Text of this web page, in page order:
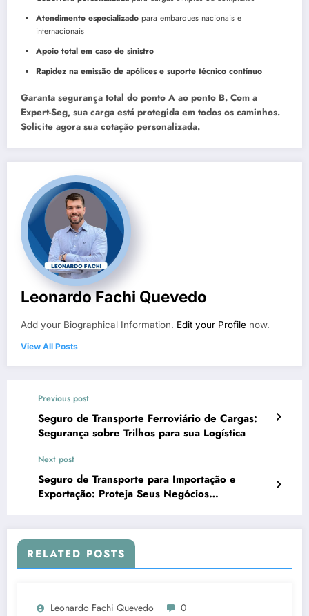
Atendimento especializado para embarques nacionais e
internacionais
Apoio total em caso de sinistro
Rapidez na emissão de apólices e suporte técnico contínuo
Garanta segurança total do ponto A ao ponto B. Com a
Expert-Seg, sua carga está protegida em todos os caminhos.
Solicite agora sua cotação personalizada.
Leonardo Fachi Quevedo
Add your Biographical Information. Edit your Profile now.
View All Posts
Previous post
Seguro de Transporte Ferroviário de Cargas:
Segurança sobre Trilhos para sua Logística
Next post
Seguro de Transporte para Importação e
Exportação: Proteja Seus Negócios
RELATED POSTS
Leonardo Fachi Quevedo 0